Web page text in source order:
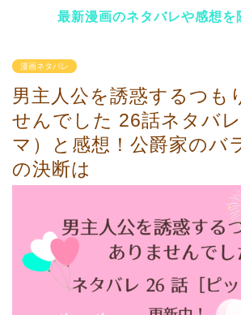
最新漫画のネタバレや感想を
漫画ネタバレ
男主人公を誘惑するつも
せんでした 26話ネタバ
マ）と感想！公爵家のバ
の決断は